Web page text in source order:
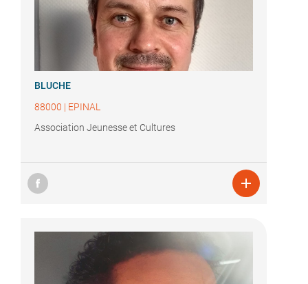
BLUCHE
88000 | EPINAL
Association Jeunesse et Cultures
